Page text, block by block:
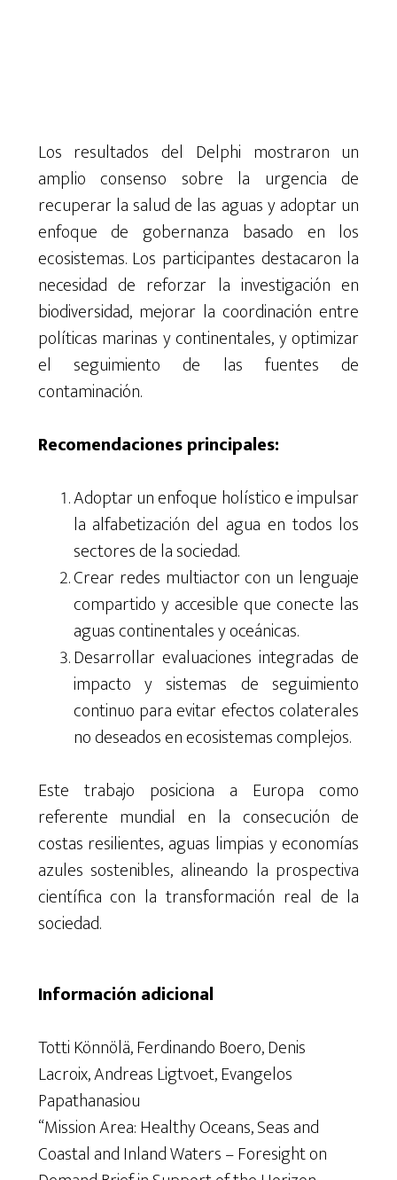
Los resultados del Delphi mostraron un
amplio consenso sobre la urgencia de
recuperar la salud de las aguas y adoptar un
enfoque de gobernanza basado en los
ecosistemas. Los participantes destacaron la
necesidad de reforzar la investigación en
biodiversidad, mejorar la coordinación entre
políticas marinas y continentales, y optimizar
el seguimiento de las fuentes de
contaminación.
Recomendaciones principales:
Adoptar un enfoque holístico e impulsar
la alfabetización del agua en todos los
sectores de la sociedad.
Crear redes multiactor con un lenguaje
compartido y accesible que conecte las
aguas continentales y oceánicas.
Desarrollar evaluaciones integradas de
impacto y sistemas de seguimiento
continuo para evitar efectos colaterales
no deseados en ecosistemas complejos.
Este trabajo posiciona a Europa como
referente mundial en la consecución de
costas resilientes, aguas limpias y economías
azules sostenibles, alineando la prospectiva
científica con la transformación real de la
sociedad.
Información adicional
Totti Könnölä, Ferdinando Boero, Denis
Lacroix, Andreas Ligtvoet, Evangelos
Papathanasiou
“Mission Area: Healthy Oceans, Seas and
Coastal and Inland Waters – Foresight on